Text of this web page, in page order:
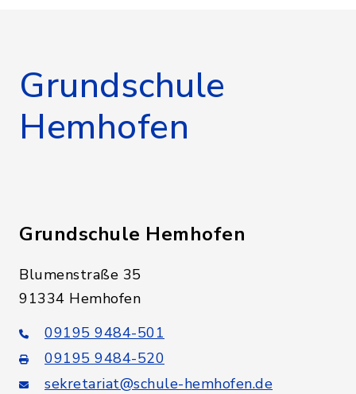
Grundschule
Hemhofen
Grundschule Hemhofen
Blumenstraße 35
91334 Hemhofen
09195 9484-501
09195 9484-520
sekretariat@schule-hemhofen.de